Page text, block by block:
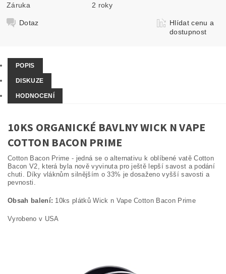
Záruka 2 roky
Dotaz
Hlídat cenu a
dostupnost
POPIS
DISKUZE
HODNOCENÍ
10KS ORGANICKÉ BAVLNY WICK N VAPE
COTTON BACON PRIME
Cotton Bacon Prime - jedná se o alternativu k oblíbené vatě Cotton
Bacon V2, která byla nově vyvinuta pro ještě lepší savost a podání
chuti. Díky vláknům silnějším o 33% je dosaženo vyšší savosti a
pevnosti.
Obsah balení: 10ks plátků Wick n Vape Cotton Bacon Prime
Vyrobeno v USA